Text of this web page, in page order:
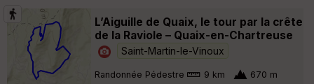
L’Aiguille de Quaix, le tour par la crête
de la Raviole – Quaix-en-Chartreuse
Saint-Martin-le-Vinoux
Randonnée Pédestre 9 km 670 m